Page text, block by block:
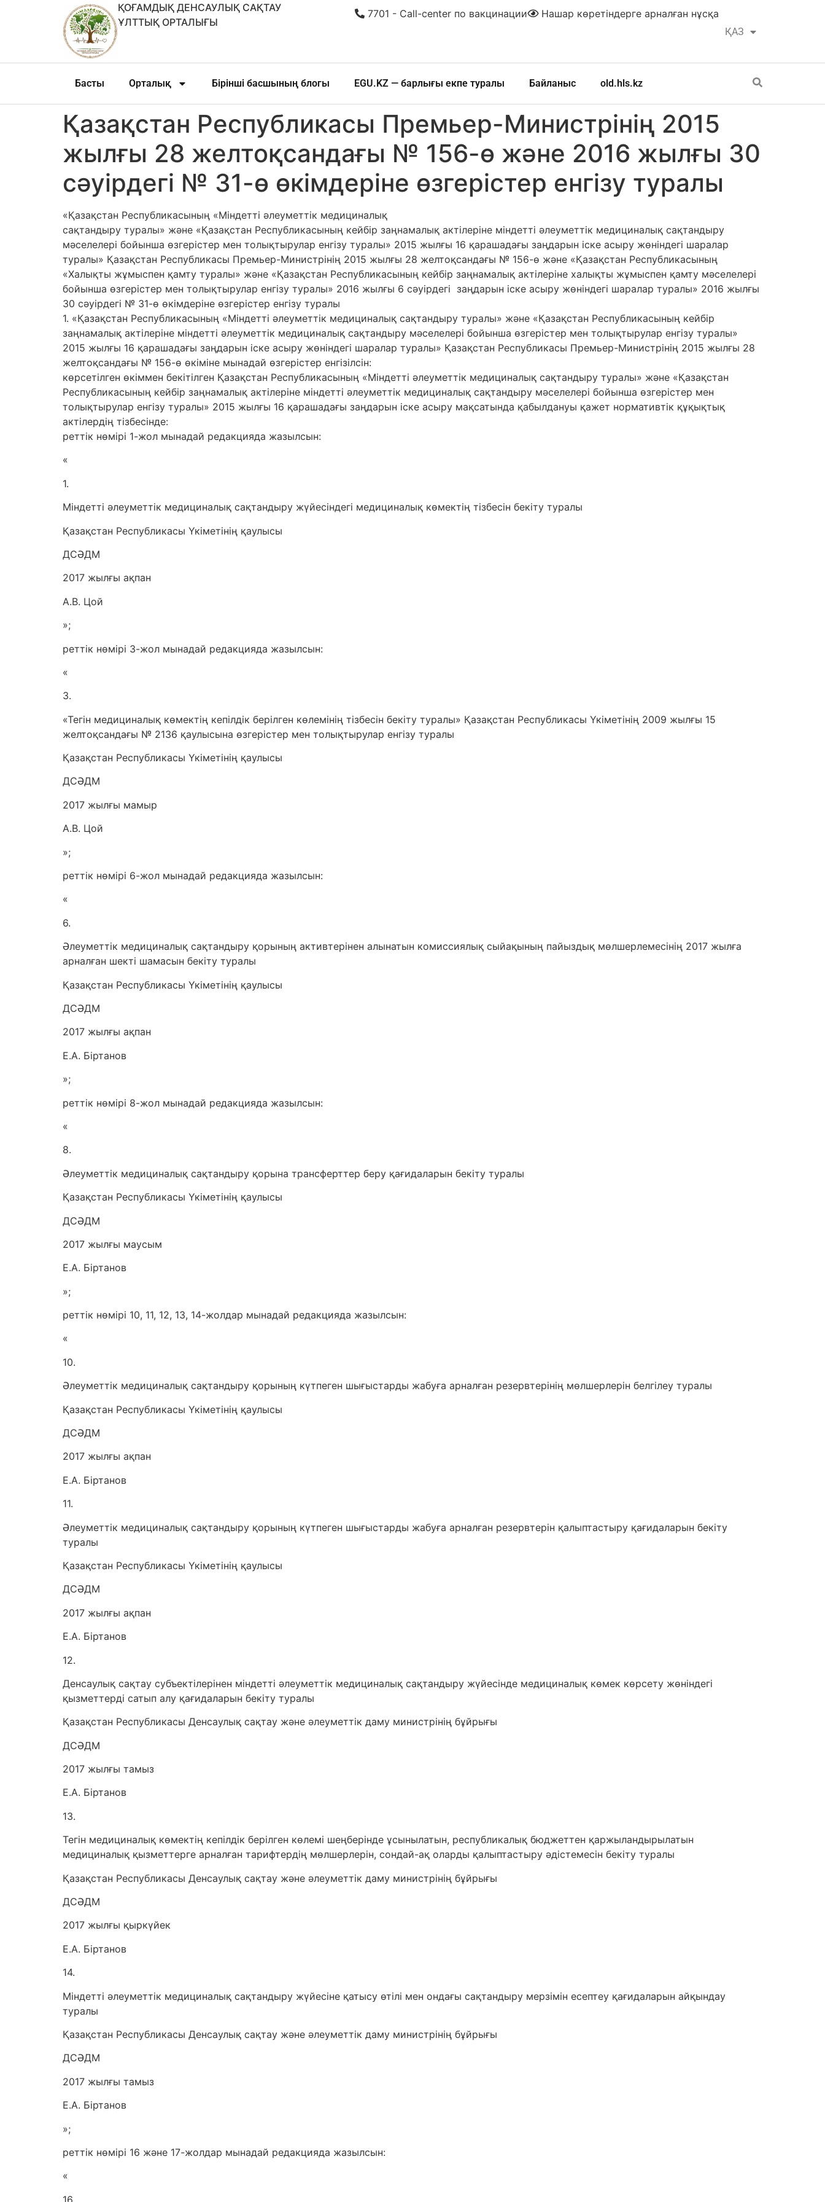
ҚОҒАМДЫҚ ДЕНСАУЛЫҚ САҚТАУ
ҰЛТТЫҚ ОРТАЛЫҒЫ
ҚАЗ
РУС
Нашар көретіндерге арналған нұсқа
7701 - Call-center по вакцинации
Басты Орталық Бірінші басшының блогы EGU.KZ — барлығы екпе туралы Байланыс old.hls.kz
Қазақстан Республикасы Премьер-Министрінің 2015
жылғы 28 желтоқсандағы № 156-ө және 2016 жылғы 30
сәуірдегі № 31-ө өкімдеріне өзгерістер енгізу туралы
«Қазақстан Республикасының «Міндетті әлеуметтік медициналық
сақтандыру туралы» және «Қазақстан Республикасының кейбір заңнамалық актілеріне міндетті әлеуметтік медициналық сақтандыру
мәселелері бойынша өзгерістер мен толықтырулар енгізу туралы» 2015 жылғы 16 қарашадағы заңдарын іске асыру жөніндегі шаралар
туралы» Қазақстан Республикасы Премьер-Министрінің 2015 жылғы 28 желтоқсандағы № 156-ө және «Қазақстан Республикасының
«Халықты жұмыспен қамту туралы» және «Қазақстан Республикасының кейбір заңнамалық актілеріне халықты жұмыспен қамту мәселелері
бойынша өзгерістер мен толықтырулар енгізу туралы» 2016 жылғы 6 сәуірдегі заңдарын іске асыру жөніндегі шаралар туралы» 2016 жылғы
30 сәуірдегі № 31-ө өкімдеріне өзгерістер енгізу туралы
1. «Қазақстан Республикасының «Міндетті әлеуметтік медициналық сақтандыру туралы» және «Қазақстан Республикасының кейбір
заңнамалық актілеріне міндетті әлеуметтік медициналық сақтандыру мәселелері бойынша өзгерістер мен толықтырулар енгізу туралы»
2015 жылғы 16 қарашадағы заңдарын іске асыру жөніндегі шаралар туралы» Қазақстан Республикасы Премьер-Министрінің 2015 жылғы 28
желтоқсандағы № 156-ө өкіміне мынадай өзгерістер енгізілсін:
көрсетілген өкіммен бекітілген Қазақстан Республикасының «Міндетті әлеуметтік медициналық сақтандыру туралы» және «Қазақстан
Республикасының кейбір заңнамалық актілеріне міндетті әлеуметтік медициналық сақтандыру мәселелері бойынша өзгерістер мен
толықтырулар енгізу туралы» 2015 жылғы 16 қарашадағы заңдарын іске асыру мақсатында қабылдануы қажет нормативтік құқықтық
актілердің тізбесінде:
реттік нөмірі 1-жол мынадай редакцияда жазылсын:
«
1.
Міндетті әлеуметтік медициналық сақтандыру жүйесіндегі медициналық көмектің тізбесін бекіту туралы
Қазақстан Республикасы Үкіметінің қаулысы
ДСӘДМ
2017 жылғы ақпан
А.В. Цой
»;
реттік нөмірі 3-жол мынадай редакцияда жазылсын:
«
3.
«Тегін медициналық көмектің кепілдік берілген көлемінің тізбесін бекіту туралы» Қазақстан Республикасы Үкіметінің 2009 жылғы 15
желтоқсандағы № 2136 қаулысына өзгерістер мен толықтырулар енгізу туралы
Қазақстан Республикасы Үкіметінің қаулысы
ДСӘДМ
2017 жылғы мамыр
А.В. Цой
»;
реттік нөмірі 6-жол мынадай редакцияда жазылсын:
«
6.
Әлеуметтік медициналық сақтандыру қорының активтерінен алынатын комиссиялық сыйақының пайыздық мөлшерлемесінің 2017 жылға
арналған шекті шамасын бекіту туралы
Қазақстан Республикасы Үкіметінің қаулысы
ДСӘДМ
2017 жылғы ақпан
Е.А. Біртанов
»;
реттік нөмірі 8-жол мынадай редакцияда жазылсын:
«
8.
Әлеуметтік медициналық сақтандыру қорына трансферттер беру қағидаларын бекіту туралы
Қазақстан Республикасы Үкіметінің қаулысы
ДСӘДМ
2017 жылғы маусым
Е.А. Біртанов
»;
реттік нөмірі 10, 11, 12, 13, 14-жолдар мынадай редакцияда жазылсын:
«
10.
Әлеуметтік медициналық сақтандыру қорының күтпеген шығыстарды жабуға арналған резервтерінің мөлшерлерін белгілеу туралы
Қазақстан Республикасы Үкіметінің қаулысы
ДСӘДМ
2017 жылғы ақпан
Е.А. Біртанов
11.
Әлеуметтік медициналық сақтандыру қорының күтпеген шығыстарды жабуға арналған резервтерін қалыптастыру қағидаларын бекіту
туралы
Қазақстан Республикасы Үкіметінің қаулысы
ДСӘДМ
2017 жылғы ақпан
Е.А. Біртанов
12.
Денсаулық сақтау субъектілерінен міндетті әлеуметтік медициналық сақтандыру жүйесінде медициналық көмек көрсету жөніндегі
қызметтерді сатып алу қағидаларын бекіту туралы
Қазақстан Республикасы Денсаулық сақтау және әлеуметтік даму министрінің бұйрығы
ДСӘДМ
2017 жылғы тамыз
Е.А. Біртанов
13.
Тегін медициналық көмектің кепілдік берілген көлемі шеңберінде ұсынылатын, республикалық бюджеттен қаржыландырылатын
медициналық қызметтерге арналған тарифтердің мөлшерлерін, сондай-ақ оларды қалыптастыру әдістемесін бекіту туралы
Қазақстан Республикасы Денсаулық сақтау және әлеуметтік даму министрінің бұйрығы
ДСӘДМ
2017 жылғы қыркүйек
Е.А. Біртанов
14.
Міндетті әлеуметтік медициналық сақтандыру жүйесіне қатысу өтілі мен ондағы сақтандыру мерзімін есептеу қағидаларын айқындау
туралы
Қазақстан Республикасы Денсаулық сақтау және әлеуметтік даму министрінің бұйрығы
ДСӘДМ
2017 жылғы тамыз
Е.А. Біртанов
»;
реттік нөмірі 16 және 17-жолдар мынадай редакцияда жазылсын:
«
16.